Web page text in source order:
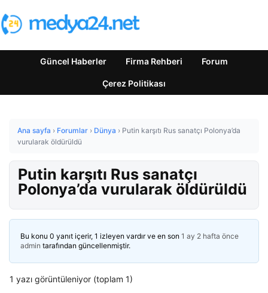
Güncel Haberler Firma Rehberi Forum
Çerez Politikası
Ana sayfa › Forumlar › Dünya › Putin karşıtı Rus sanatçı Polonya’da
vurularak öldürüldü
Putin karşıtı Rus sanatçı
Polonya’da vurularak öldürüldü
Bu konu 0 yanıt içerir, 1 izleyen vardır ve en son 1 ay 2 hafta önce
admin tarafından güncellenmiştir.
1 yazı görüntüleniyor (toplam 1)